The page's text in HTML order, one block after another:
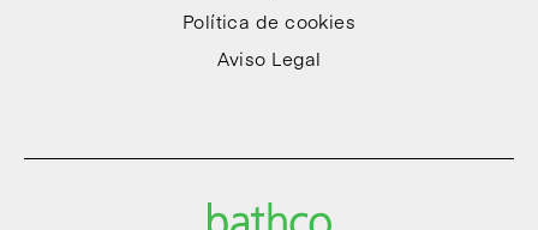
Política de cookies
Aviso Legal